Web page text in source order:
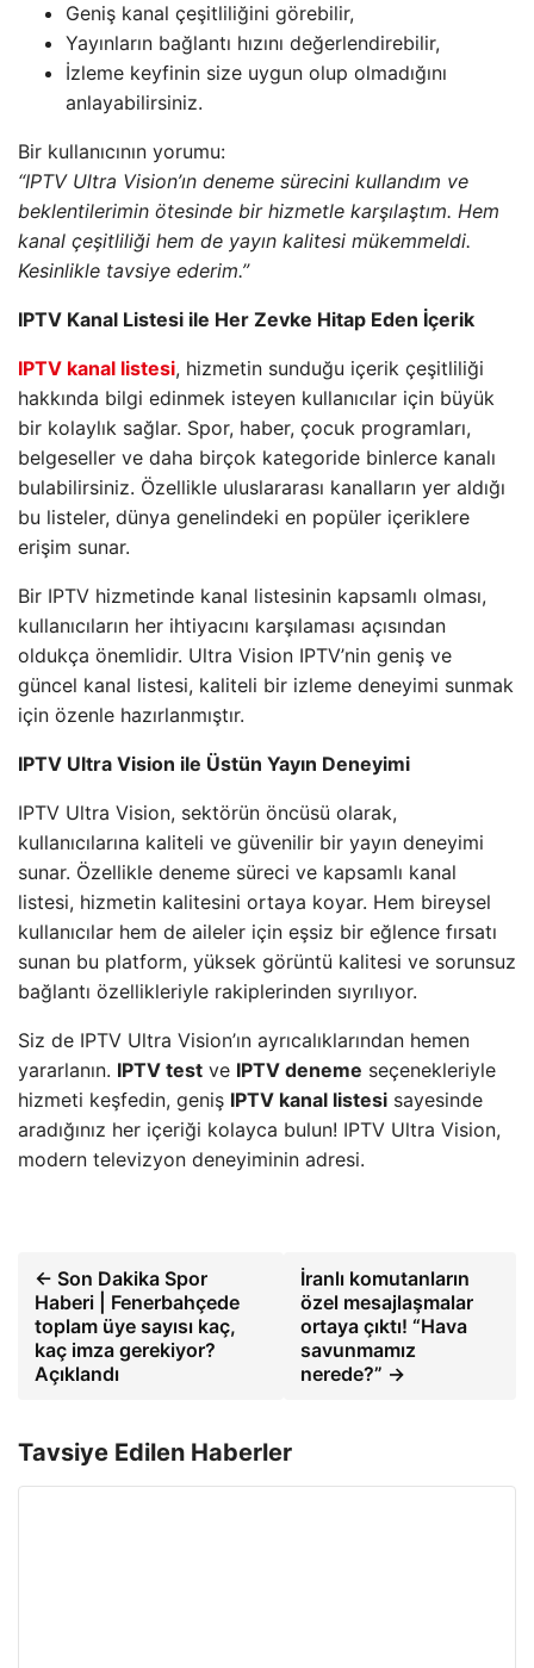
Geniş kanal çeşitliliğini görebilir,
Yayınların bağlantı hızını değerlendirebilir,
İzleme keyfinin size uygun olup olmadığını
anlayabilirsiniz.
Bir kullanıcının yorumu:
“IPTV Ultra Vision’ın deneme sürecini kullandım ve
beklentilerimin ötesinde bir hizmetle karşılaştım. Hem
kanal çeşitliliği hem de yayın kalitesi mükemmeldi.
Kesinlikle tavsiye ederim.”
IPTV Kanal Listesi ile Her Zevke Hitap Eden İçerik
IPTV kanal listesi, hizmetin sunduğu içerik çeşitliliği
hakkında bilgi edinmek isteyen kullanıcılar için büyük
bir kolaylık sağlar. Spor, haber, çocuk programları,
belgeseller ve daha birçok kategoride binlerce kanalı
bulabilirsiniz. Özellikle uluslararası kanalların yer aldığı
bu listeler, dünya genelindeki en popüler içeriklere
erişim sunar.
Bir IPTV hizmetinde kanal listesinin kapsamlı olması,
kullanıcıların her ihtiyacını karşılaması açısından
oldukça önemlidir. Ultra Vision IPTV’nin geniş ve
güncel kanal listesi, kaliteli bir izleme deneyimi sunmak
için özenle hazırlanmıştır.
IPTV Ultra Vision ile Üstün Yayın Deneyimi
IPTV Ultra Vision, sektörün öncüsü olarak,
kullanıcılarına kaliteli ve güvenilir bir yayın deneyimi
sunar. Özellikle deneme süreci ve kapsamlı kanal
listesi, hizmetin kalitesini ortaya koyar. Hem bireysel
kullanıcılar hem de aileler için eşsiz bir eğlence fırsatı
sunan bu platform, yüksek görüntü kalitesi ve sorunsuz
bağlantı özellikleriyle rakiplerinden sıyrılıyor.
Siz de IPTV Ultra Vision’ın ayrıcalıklarından hemen
yararlanın. IPTV test ve IPTV deneme seçenekleriyle
hizmeti keşfedin, geniş IPTV kanal listesi sayesinde
aradığınız her içeriği kolayca bulun! IPTV Ultra Vision,
modern televizyon deneyiminin adresi.
← Son Dakika Spor
Haberi | Fenerbahçede
toplam üye sayısı kaç,
kaç imza gerekiyor?
Açıklandı
İranlı komutanların
özel mesajlaşmalar
ortaya çıktı! “Hava
savunmamız
nerede?” →
Tavsiye Edilen Haberler